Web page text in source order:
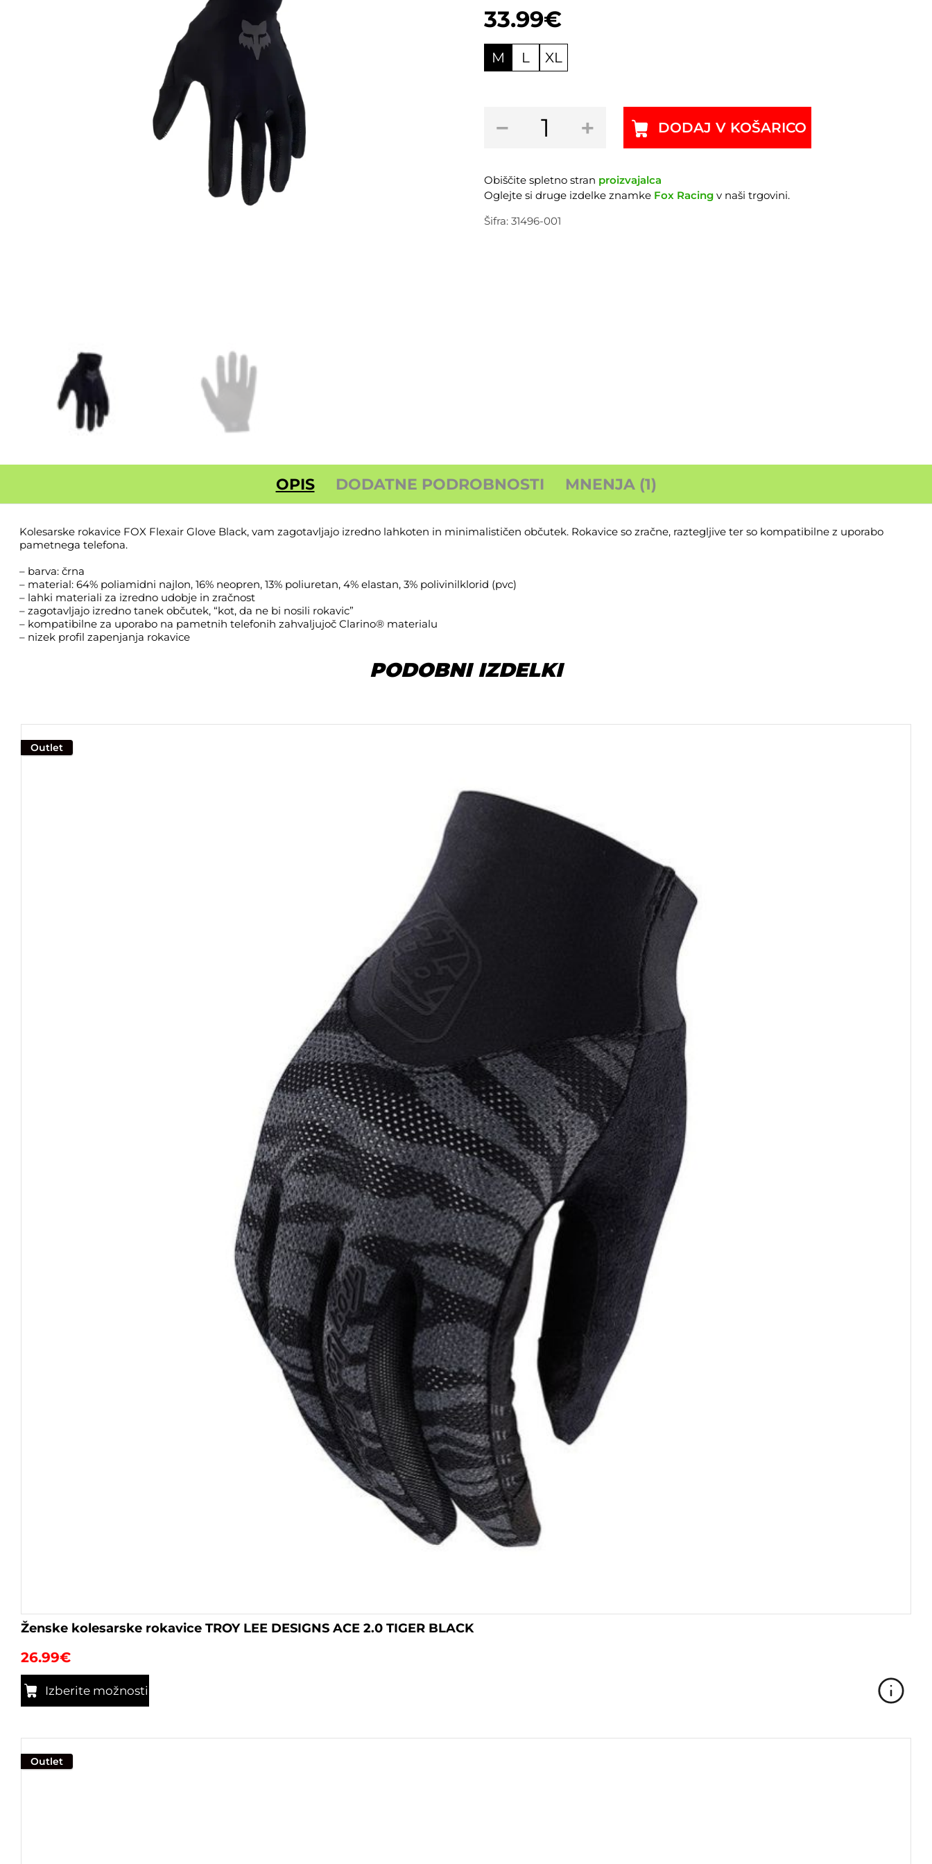
ocene
stranke
33.99€
M L XL
−
rokavice
Glove
Black
količina
+ DODAJ V KOŠARICO
Obiščite spletno stran proizvajalca
Oglejte si druge izdelke znamke Fox Racing v naši trgovini.
Šifra:31496-001
OPIS DODATNE PODROBNOSTI MNENJA (1)
Kolesarske rokavice FOX Flexair Glove Black, vam zagotavljajo izredno lahkoten in minimalističen občutek. Rokavice so zračne, raztegljive ter so kompatibilne z uporabo
pametnega telefona.
– barva: črna
– material: 64% poliamidni najlon, 16% neopren, 13% poliuretan, 4% elastan, 3% polivinilklorid (pvc)
– lahki materiali za izredno udobje in zračnost
– zagotavljajo izredno tanek občutek, “kot, da ne bi nosili rokavic”
– kompatibilne za uporabo na pametnih telefonih zahvaljujoč Clarino® materialu
– nizek profil zapenjanja rokavice
PODOBNI IZDELKI
Outlet
Ženske kolesarske rokavice TROY LEE DESIGNS ACE 2.0 TIGER BLACK
26.99€
Izberite možnosti
več
različic.
Outlet